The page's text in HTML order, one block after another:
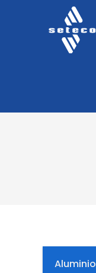
Aluminio